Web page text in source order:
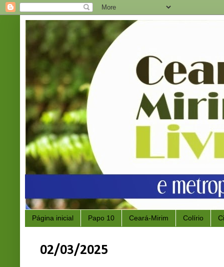
Página inicial Papo 10 Ceará-Mirim Colírio
02/03/2025